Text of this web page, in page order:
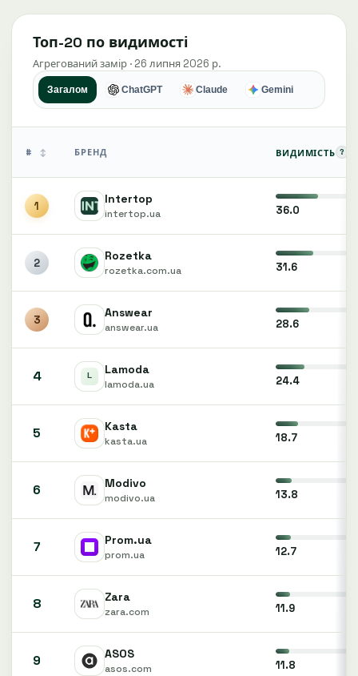
Топ-20 по видимості
Агрегований замір · 26 липня 2026 р.
Загалом ChatGPT Claude Gemini
# ↕ БРЕНД ВИДИМІСТЬ ?
1 Intertop
intertop.ua 36.0
2 Rozetka
rozetka.com.ua 31.6
3 Answear
answear.ua 28.6
4 Lamoda
lamoda.ua 24.4
5 Kasta
kasta.ua 18.7
6 Modivo
modivo.ua 13.8
7 Prom.ua
prom.ua 12.7
8 Zara
zara.com 11.9
9 ASOS
asos.com 11.8